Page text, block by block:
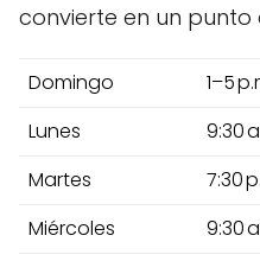
convierte en un
Domingo
1–5
Lunes
9:30
Martes
7:30
Miércoles
9:30